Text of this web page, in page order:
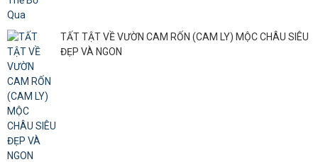
TẤT TẬT VỀ VƯỜN CAM RỐN (CAM LY) MỘC CHÂU SIÊU
ĐẸP VÀ NGON